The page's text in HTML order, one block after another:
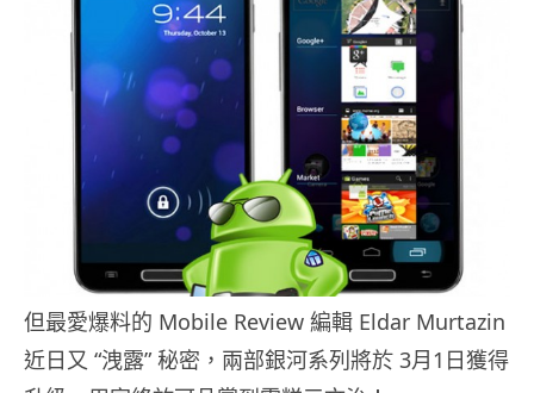
但最愛爆料的 Mobile Review 編輯 Eldar Murtazin
近日又 “洩露” 秘密，兩部銀河系列將於 3月1日獲得